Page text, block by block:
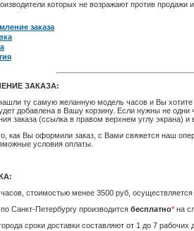
которых не возражают против продажи
заказа
ЗАКАЗА:
ту самую желанную модель часов и Вы
добавлена в Вашу корзину. Если нужны не
заказа (ссылка в правом верхнем углу экрана) и
как Вы оформили заказ, с Вами свяжется наш
условия оплаты.
часов, стоимостью менее 3500 руб,
Санкт-Петербургу производится бесплатно* на
сроки доставки составляют от 1 до 7